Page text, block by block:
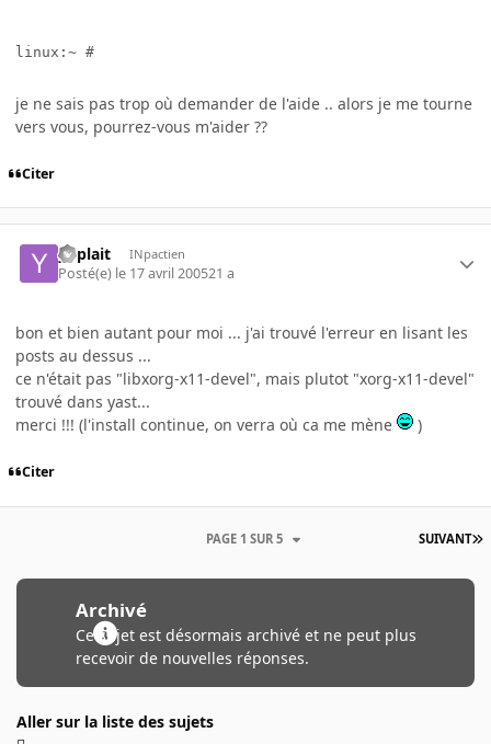
je ne sais pas trop où demander de l'aide .. alors je me tourne
vers vous, pourrez-vous m'aider ??
Citer
yoplait INpactien
Posté(e) le 17 avril 200521 a
bon et bien autant pour moi ... j'ai trouvé l'erreur en lisant les
posts au dessus ...
ce n'était pas "libxorg-x11-devel", mais plutot "xorg-x11-devel"
trouvé dans yast...
merci !!! (l'install continue, on verra où ca me mène
)
Citer
SUIVANT
PAGE 1 SUR 5
Archivé
Ce sujet est désormais archivé et ne peut plus
recevoir de nouvelles réponses.
Aller sur la liste des sujets